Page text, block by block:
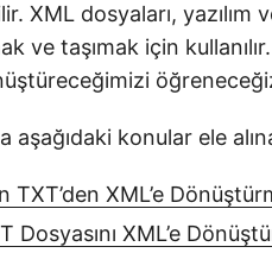
XML dosyaları, yazılım
ve taşımak için
aşağıdaki konular ele
TXT’den XML’e
Dosyasını XML’e